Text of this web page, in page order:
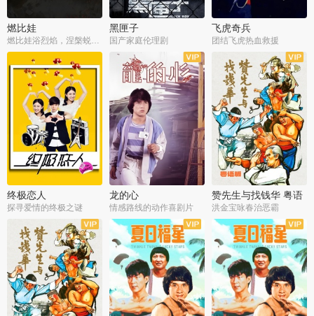
燃比娃
燃比娃浴烈焰，涅槃蜕变成人
黑匣子
国产家庭伦理剧
飞虎奇兵
团结飞虎热血救援
终极恋人
探寻爱情的终极之谜
龙的心
情感路线的动作喜剧片
赞先生与找钱华 粤语
版
洪金宝咏春治恶霸